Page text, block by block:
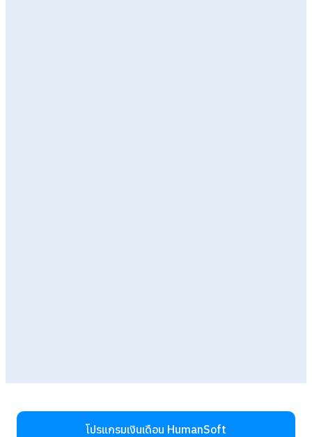
โปรแกรมเงินเดือน HumanSoft